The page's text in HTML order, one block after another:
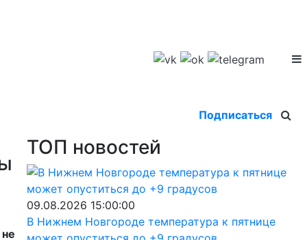
Подписаться
ТОП новостей
09.08.2026 15:00:00
В Нижнем Новгороде температура к пятнице